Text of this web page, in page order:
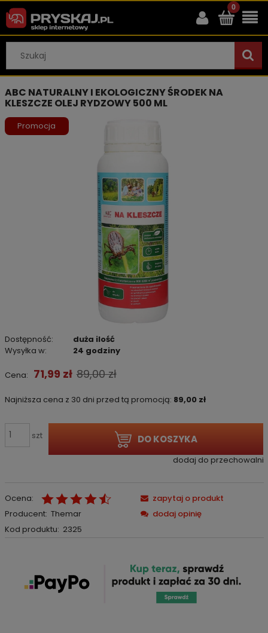
ABC NATURALNY I EKOLOGICZNY ŚRODEK NA
KLESZCZE OLEJ RYDZOWY 500 ML
Promocja
Dostępność:
duża ilość
Wysyłka w:
24 godziny
Cena: 71,99 zł 89,00 zł
Najniższa cena z 30 dni przed tą promocją: 89,00 zł
pojawił się
szt DO KOSZYKA
dodaj do przechowalni
Ocena:
Producent: Themar
Kod produktu: 2325
zapytaj o produkt
dodaj opinię